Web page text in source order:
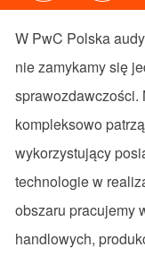
via
via
W PwC Polska
nie zamykamy się
sprawozdawczości.
kompleksowo
wykorzystujący
technologie w
obszaru pracujemy
handlowych,